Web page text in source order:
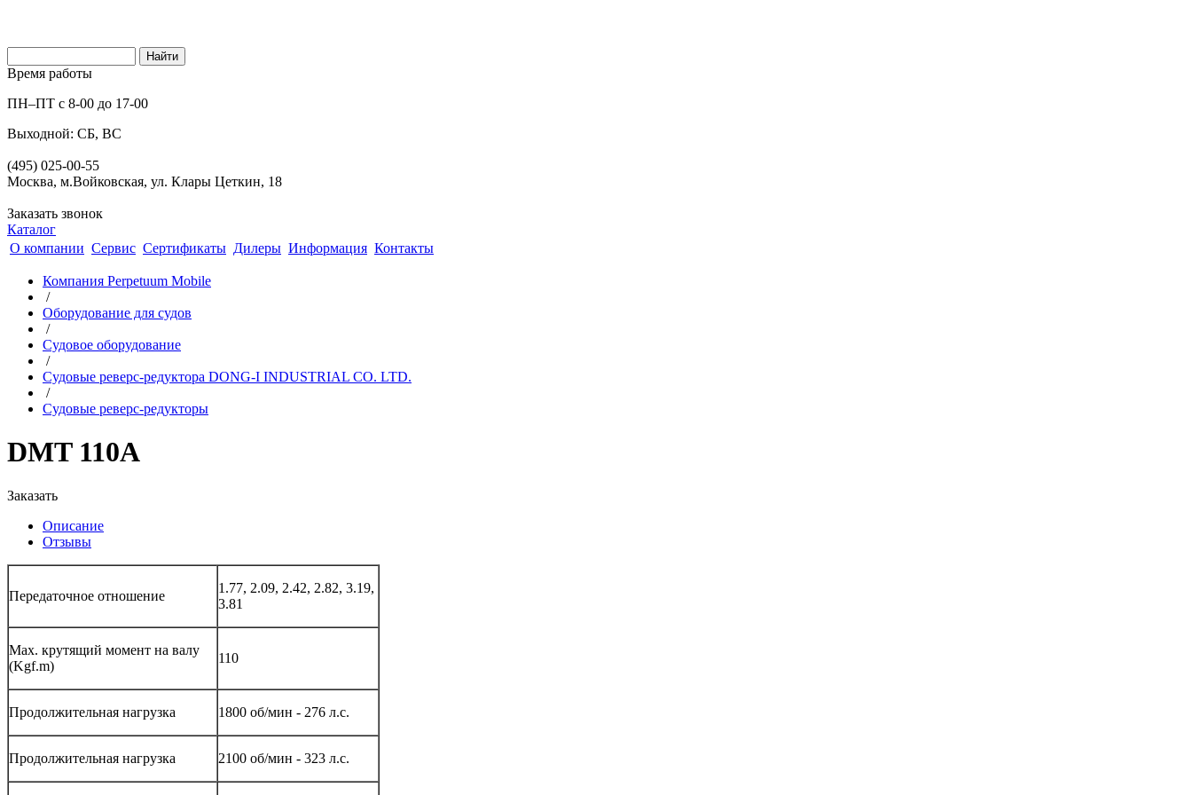
Время работы
ПН–ПТ с 8-00 до 17-00
Выходной: СБ, ВС
(495) 025-00-55
Москва, м.Войковская, ул. Клары Цеткин, 18
Заказать звонок
Каталог
О компании Сервис Сертификаты Дилеры Информация Контакты
Компания Perpetuum Mobile
/
Оборудование для судов
/
Судовое оборудование
/
Судовые реверс-редуктора DONG-I INDUSTRIAL CO. LTD.
/
Судовые реверс-редукторы
DMT 110A
Заказать
Описание
Отзывы
Передаточное отношение
1.77, 2.09, 2.42, 2.82, 3.19,
3.81
Мах. крутящий момент на валу
(Kgf.m)
110
Продолжительная нагрузка 1800 об/мин - 276 л.с.
Продолжительная нагрузка 2100 об/мин - 323 л.с.